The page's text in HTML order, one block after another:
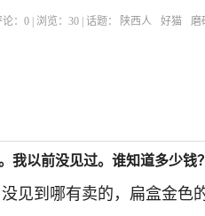
论：0 | 浏览：30 | 话题： 陕西人 好猫 磨
我以前没见过。谁知道多少钱？
见到哪有卖的，扁盒金色